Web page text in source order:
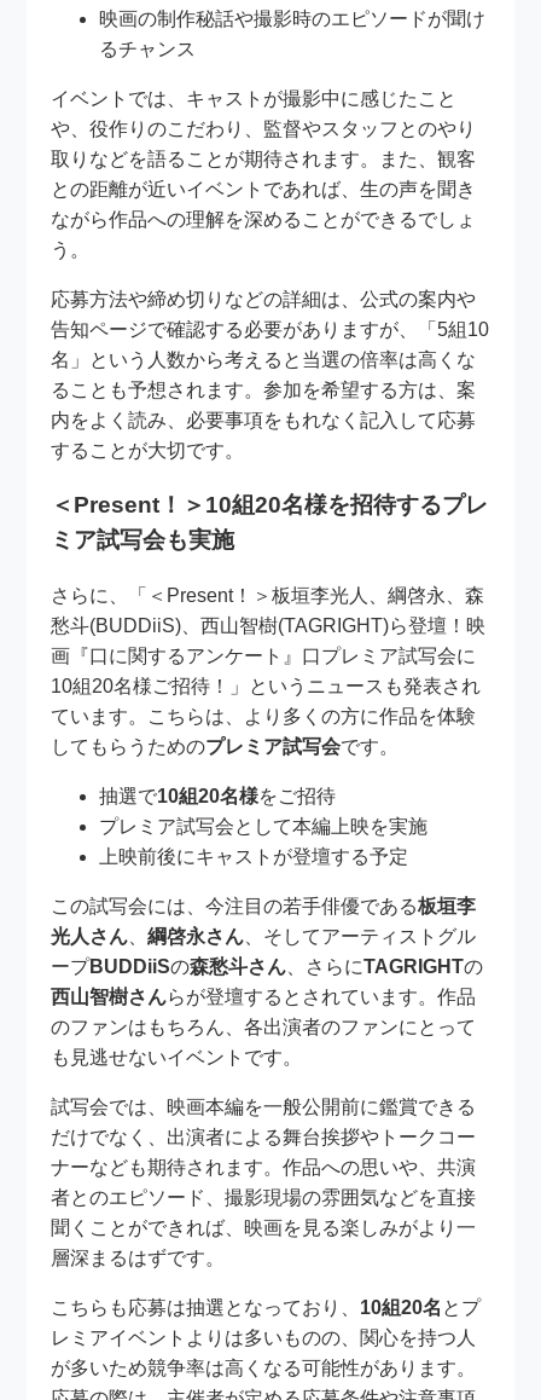
映画の制作秘話や撮影時のエピソードが聞け
るチャンス
イベントでは、キャストが撮影中に感じたこと
や、役作りのこだわり、監督やスタッフとのやり
取りなどを語ることが期待されます。また、観客
との距離が近いイベントであれば、生の声を聞き
ながら作品への理解を深めることができるでしょ
う。
応募方法や締め切りなどの詳細は、公式の案内や
告知ページで確認する必要がありますが、「5組10
名」という人数から考えると当選の倍率は高くな
ることも予想されます。参加を希望する方は、案
内をよく読み、必要事項をもれなく記入して応募
することが大切です。
＜Present！＞10組20名様を招待するプレ
ミア試写会も実施
さらに、「＜Present！＞板垣李光人、綱啓永、森
愁斗(BUDDiiS)、西山智樹(TAGRIGHT)ら登壇！映
画『口に関するアンケート』口プレミア試写会に
10組20名様ご招待！」というニュースも発表され
ています。こちらは、より多くの方に作品を体験
してもらうためのプレミア試写会です。
抽選で10組20名様をご招待
プレミア試写会として本編上映を実施
上映前後にキャストが登壇する予定
この試写会には、今注目の若手俳優である板垣李
光人さん 、綱啓永さん 、そしてアーティストグル
ープBUDDiiSの森愁斗さん 、さらにTAGRIGHTの
西山智樹さんらが登壇するとされています。作品
のファンはもちろん、各出演者のファンにとって
も見逃せないイベントです。
試写会では、映画本編を一般公開前に鑑賞できる
だけでなく、出演者による舞台挨拶やトークコー
ナーなども期待されます。作品への思いや、共演
者とのエピソード、撮影現場の雰囲気などを直接
聞くことができれば、映画を見る楽しみがより一
層深まるはずです。
こちらも応募は抽選となっており、 10組20名 とプ
レミアイベントよりは多いものの、関心を持つ人
が多いため競争率は高くなる可能性があります。